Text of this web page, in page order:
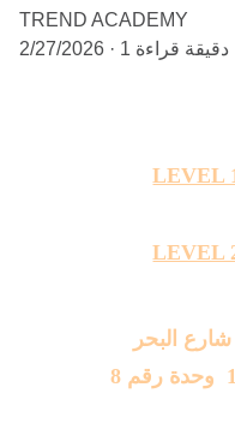
TREND ACADEMY
2/27/2026
1 دقيقة قراءة
البحر